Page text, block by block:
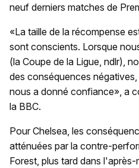
neuf derniers matches de
«La taille de la récompense
sont conscients. Lorsque
(la Coupe de la Ligue, ndlr),
des conséquences
nous a donné confiance», a
la BBC.
Pour Chelsea, les
atténuées par la contre-
Forest, plus tard dans l'après-